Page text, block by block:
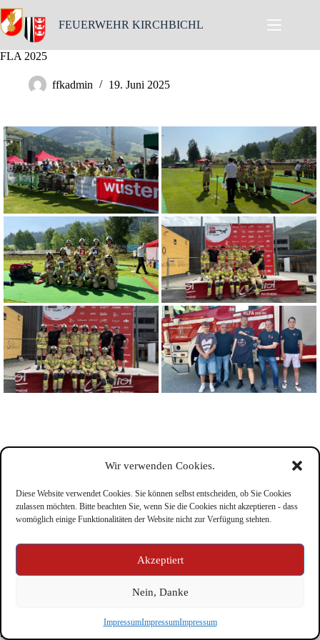
Wir verwenden Cookies.
Diese Website verwendet Cookies. Sie können selbst entscheiden, ob Sie Cookies
zulassen möchten. Bitte beachten Sie, wenn Sie die Cookies nicht akzeptieren - dass
womöglich einige Funktionalitäten der Website nicht zur Verfügung stehten.
Akzeptiert
Nein, Danke
ImpressumImpressumImpressum
Skip
to
content
FEUERWEHR KIRCHBICHL
FLA 2025
ffkadmin 19. Juni 2025
Copyright © Feuerwehr Kirchbichl 2026 - WordPress Theme
by